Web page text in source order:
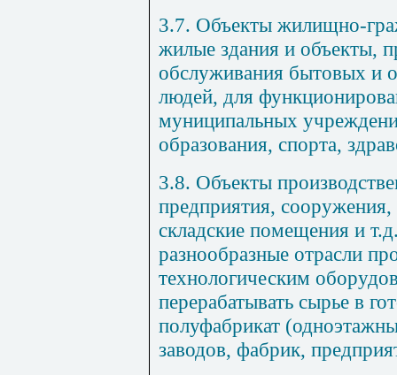
3.7. Объекты жилищно-
жилые здания и объекты,
обслуживания бытовых и
людей, для
муниципальных
образования, спорта,
3.8. Объекты
предприятия,
складские помещения и
разнообразные отрасли
технологическим
перерабатывать сырье в
полуфабрикат
заводов, фабрик,